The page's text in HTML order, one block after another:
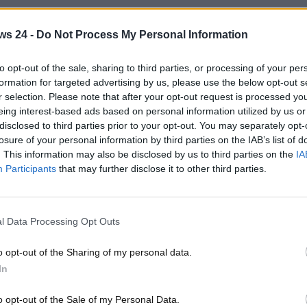
24 - Do Not Process My Personal Information
opt-out of the sale, sharing to third parties, or processing of your
for targeted advertising by us, please use the below opt-out
selection. Please note that after your opt-out request is processed
interest-based ads based on personal information utilized by us
to third parties prior to your opt-out. You may separately
of your personal information by third parties on the IAB’s list of
This information may also be disclosed by us to third parties on the
Participants that may further disclose it to other third parties.
Data Processing Opt Outs
opt-out of the Sharing of my personal data.
opt-out of the Sale of my Personal Data.
buonuscita pari a circa 60 milioni di euro
di sterline , equivalenti appunto ai circa sessanta
dieci milioni se avesse rispettato integralmente i termini
di tornare operativo prima possibile nel Circus
leave decorre dall’immediato licenziamento avvenuto lo
Newey quando lasciò la Red Bull per Aston Martin
approdare Christian
sul mercato dei dirigenti sportivi in Formula Uno, si